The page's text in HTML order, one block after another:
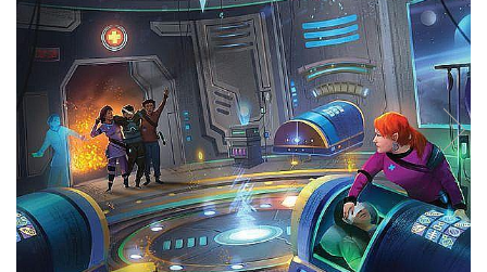
Battletech
Final Girl - solo game
Miniaturi Arkham Horror
Miniaturi HEROCLIX
Accesorii pentru boardgames
Protectii carti (Sleeves)
Playmats
Deck Boxes/Cutii pentru carti